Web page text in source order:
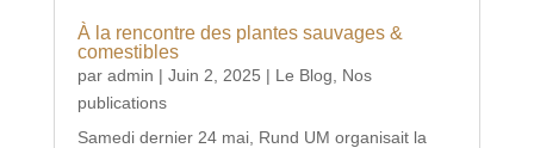
À la rencontre des plantes sauvages &
comestibles
par admin | Juin 2, 2025 | Le Blog, Nos
publications
Samedi dernier 24 mai, Rund UM organisait la